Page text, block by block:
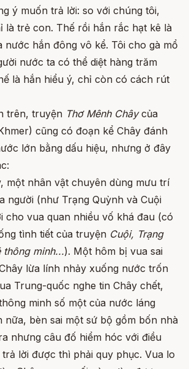
ý muốn trả lời: so với chúng tôi,
là trẻ con. Thế rồi hắn rắc hạt kê là
nước hắn đông vô kể. Tôi cho gà mổ
nước ta có thể diệt hàng trăm
là hắn hiểu ý, chỉ còn có cách rút
trên, truyện Thơ Mênh Châycủa
cũng có đoạn kể Chây đánh
lớn bằng dấu hiệu, nhưng ở đây
một nhân vật chuyên dùng mưu trí
người (như Trạng Quỳnh và Cuội
cho vua quan nhiều vố khá đau (có
tình tiết của truyện Cuội, Trạng
thông minh...). Một hôm bị vua sai
lừa lính nhảy xuống nước trốn
Trung-quốc nghe tin Chây chết,
minh số một của nước láng
nữa, bèn sai một sứ bộ gồm bốn nhà
nhưng câu đố hiểm hóc với điều
lời được thì phải quy phục. Vua lo